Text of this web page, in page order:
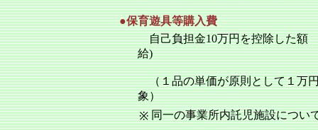
●保育遊具等購入費
自己負担金10万円を控除した
給)
（１品の単価が原則として１万
象）
※ 同一の事業所内託児施設につい